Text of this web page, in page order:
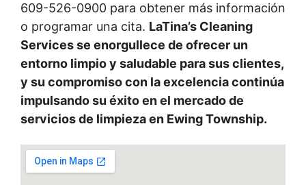
609-526-0900 para obtener más información
o programar una cita. LaTina’s Cleaning
Services se enorgullece de ofrecer un
entorno limpio y saludable para sus clientes,
y su compromiso con la excelencia continúa
impulsando su éxito en el mercado de
servicios de limpieza en Ewing Township.